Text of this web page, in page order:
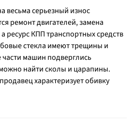
весьма серьезный износ
ремонт двигателей, замена
ресурс КПП транспортных средств
стекла имеют трещины и
машин подверглись
найти сколы и царапины.
характеризует обивку